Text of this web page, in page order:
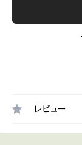
レビュー